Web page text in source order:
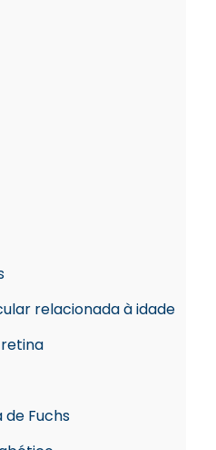
relacionada à idade
Fuchs